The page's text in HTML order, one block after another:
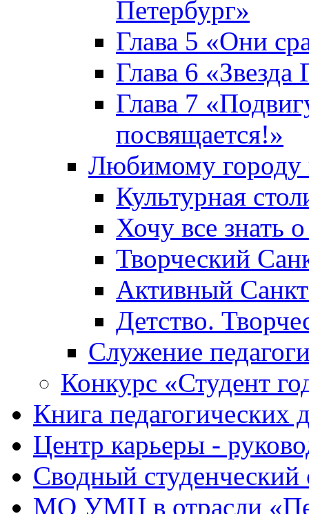
Петербург»
Глава 5 «Они
Глава 6 «Звезда
Глава 7
посвящается!»
Любимому городу
Культурная
Хочу все знать
Творческий
Активный
Детство.
Служение
Конкурс «Студент
Книга педагогических
Центр карьеры -
Сводный
МО УМЦ в отрасли